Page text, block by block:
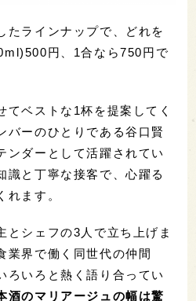
たラインナップで、どれを
円、1合なら750円で
てベストな1杯を提案してく
バーのひとりである谷口賢
ンダーとして活躍されてい
識と丁寧な接客で、心躍る
れます。
とシェフの3人で立ち上げま
業界で働く同世代の仲間
ろいろと熱く語り合ってい
酒のマリアージュの幅は驚